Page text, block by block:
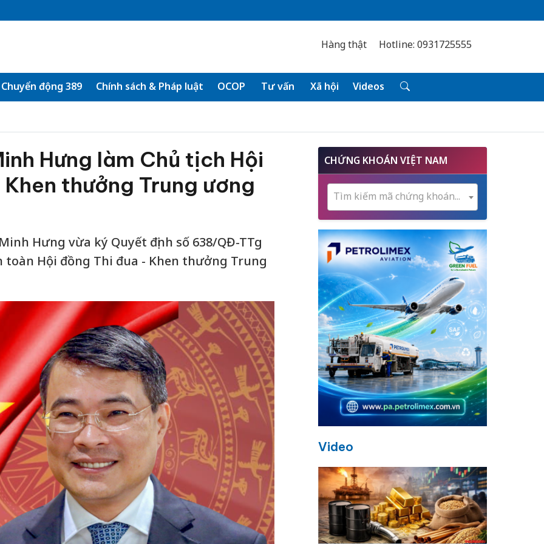
Hàng thật Hotline: 0931725555
Chuyển động 389 Chính sách & Pháp luật OCOP Tư vấn Xã hội Videos
Hưng làm Chủ tịch Hội
thưởng Trung ương
Hưng vừa ký Quyết định số 638/QĐ-TTg
toàn Hội đồng Thi đua - Khen thưởng Trung
CHỨNG KHOÁN VIỆT NAM
Tìm kiếm mã chứng khoán...
Video